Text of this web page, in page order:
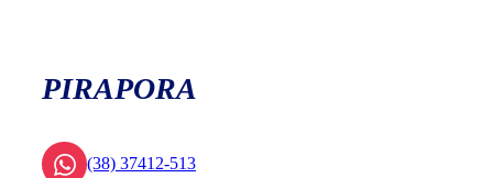
PIRAPORA
(38) 37412-513